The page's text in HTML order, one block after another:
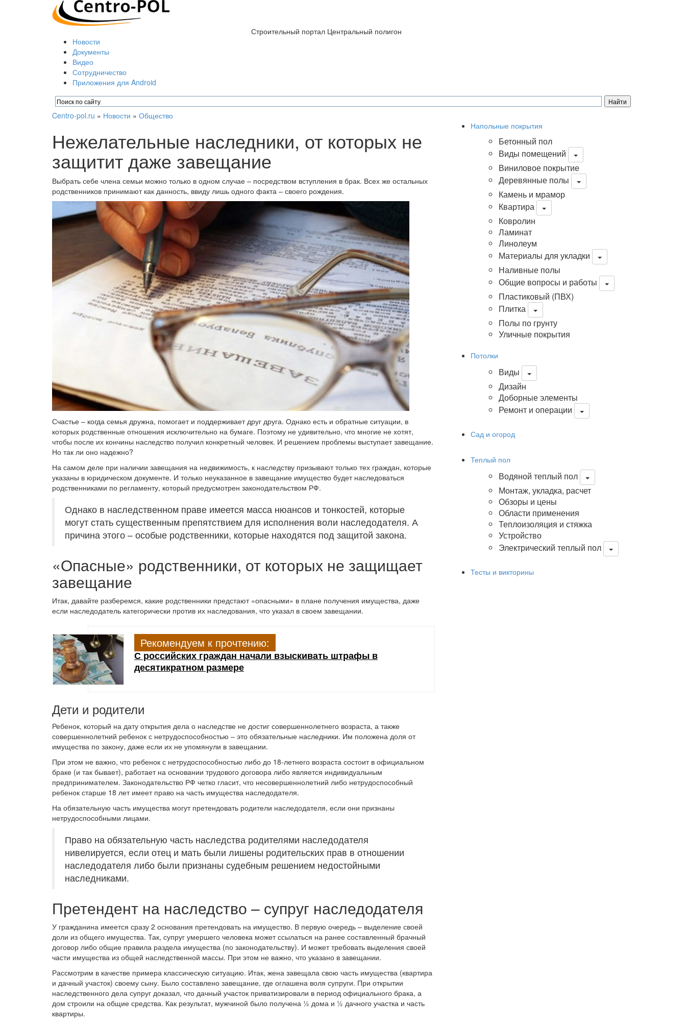
Строительный портал Центральный полигон
Новости
Документы
Видео
Сотрудничество
Приложения для Android
Centro-pol.ru » Новости » Общество
Нежелательные наследники, от которых не
защитит даже завещание
Выбрать себе члена семьи можно только в одном случае – посредством вступления в брак. Всех же остальных
родственников принимают как данность, ввиду лишь одного факта – своего рождения.
Счастье – когда семья дружна, помогает и поддерживает друг друга. Однако есть и обратные ситуации, в
которых родственные отношения исключительно на бумаге. Поэтому не удивительно, что многие не хотят,
чтобы после их кончины наследство получил конкретный человек. И решением проблемы выступает завещание.
Но так ли оно надежно?
На самом деле при наличии завещания на недвижимость, к наследству призывают только тех граждан, которые
указаны в юридическом документе. И только неуказанное в завещание имущество будет наследоваться
родственниками по регламенту, который предусмотрен законодательством РФ.
Однако в наследственном праве имеется масса нюансов и тонкостей, которые
могут стать существенным препятствием для исполнения воли наследодателя. А
причина этого – особые родственники, которые находятся под защитой закона.
«Опасные» родственники, от которых не защищает
завещание
Итак, давайте разберемся, какие родственники предстают «опасными» в плане получения имущества, даже
если наследодатель категорически против их наследования, что указал в своем завещании.
Рекомендуем к прочтению:
С российских граждан начали взыскивать штрафы в
десятикратном размере
Дети и родители
Ребенок, который на дату открытия дела о наследстве не достиг совершеннолетнего возраста, а также
совершеннолетний ребенок с нетрудоспособностью – это обязательные наследники. Им положена доля от
имущества по закону, даже если их не упомянули в завещании.
При этом не важно, что ребенок с нетрудоспособностью либо до 18-летнего возраста состоит в официальном
браке (и так бывает), работает на основании трудового договора либо является индивидуальным
предпринимателем. Законодательство РФ четко гласит, что несовершеннолетний либо нетрудоспособный
ребенок старше 18 лет имеет право на часть имущества наследодателя.
На обязательную часть имущества могут претендовать родители наследодателя, если они признаны
нетрудоспособными лицами.
Право на обязательную часть наследства родителями наследодателя
нивелируется, если отец и мать были лишены родительских прав в отношении
наследодателя либо были признаны судебным решением недостойными
наследниками.
Претендент на наследство – супруг наследодателя
У гражданина имеется сразу 2 основания претендовать на имущество. В первую очередь – выделение своей
доли из общего имущества. Так, супруг умершего человека может ссылаться на ранее составленный брачный
договор либо общие правила раздела имущества (по законодательству). И может требовать выделения своей
части имущества из общей наследственной массы. При этом не важно, что указано в завещании.
Рассмотрим в качестве примера классическую ситуацию. Итак, жена завещала свою часть имущества (квартира
и дачный участок) своему сыну. Было составлено завещание, где оглашена воля супруги. При открытии
наследственного дела супруг доказал, что дачный участок приватизировали в период официального брака, а
дом строили на общие средства. Как результат, мужчиной было получена ½ дома и ½ дачного участка и часть
квартиры.
Напольные покрытия
Бетонный пол
Виды помещений
Виниловое покрытие
Деревянные полы
Камень и мрамор
Квартира
Ковролин
Ламинат
Линолеум
Материалы для укладки
Наливные полы
Общие вопросы и работы
Пластиковый (ПВХ)
Плитка
Полы по грунту
Уличные покрытия
Потолки
Виды
Дизайн
Доборные элементы
Ремонт и операции
Сад и огород
Теплый пол
Водяной теплый пол
Монтаж, укладка, расчет
Обзоры и цены
Области применения
Теплоизоляция и стяжка
Устройство
Электрический теплый пол
Тесты и викторины